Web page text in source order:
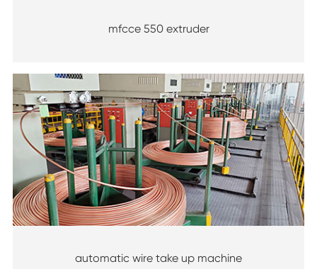
mfcce 550 extruder
automatic wire take up machine